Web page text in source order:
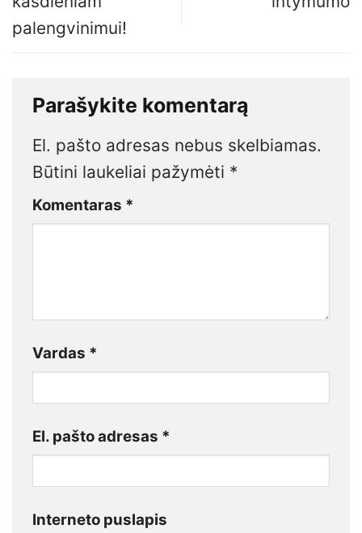
palengvinimui!
Parašykite komentarą
El. pašto adresas nebus skelbiamas.
Būtini laukeliai pažymėti *
Komentaras *
Vardas *
El. pašto adresas *
Interneto puslapis